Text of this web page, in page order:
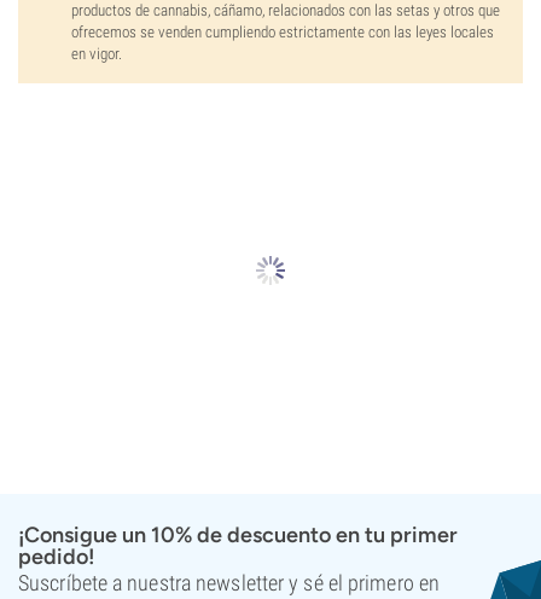
productos de cannabis, cáñamo, relacionados con las setas y otros que
ofrecemos se venden cumpliendo estrictamente con las leyes locales
en vigor.
¡Consigue un 10% de descuento en tu primer
pedido!
Suscríbete a nuestra newsletter y sé el primero en